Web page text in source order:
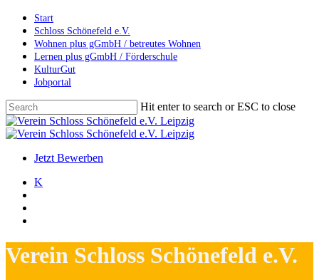
Skip
main
content
Start
Schloss Schönefeld e.V.
Wohnen plus gGmbH / betreutes Wohnen
Lernen plus gGmbH / Förderschule
KulturGut
Jobportal
Hit enter to search or ESC to close
Close
Search
search
account
Menu
Jetzt Bewerben
K
Verein Schloss Schönefeld e.V.